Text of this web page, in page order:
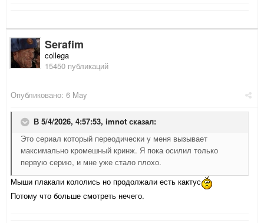
Serafim
collega
15450 публикаций
Опубликовано: 6 May
В 5/4/2026, 4:57:53, imnot сказал:
Это сериал который переодически у меня вызывает
максимально кромешный кринж. Я пока осилил только
первую серию, и мне уже стало плохо.
Мыши плакали кололись но продолжали есть кактус
Потому что больше смотреть нечего.